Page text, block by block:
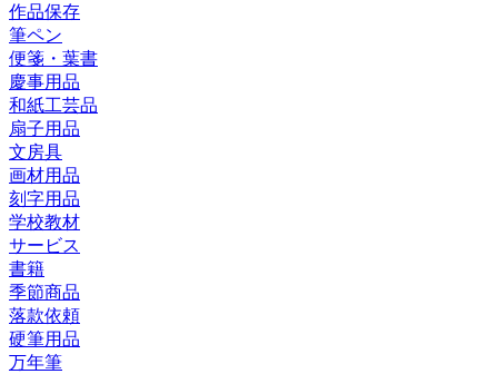
作品保存
筆ペン
便箋・葉書
慶事用品
和紙工芸品
扇子用品
文房具
画材用品
刻字用品
学校教材
サービス
書籍
季節商品
落款依頼
硬筆用品
万年筆